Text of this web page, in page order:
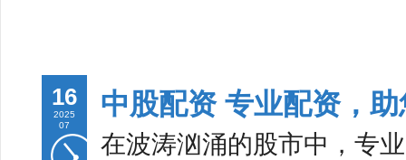
16
2025
07
中股配资 专业配资，
在波涛汹涌的股市中，专